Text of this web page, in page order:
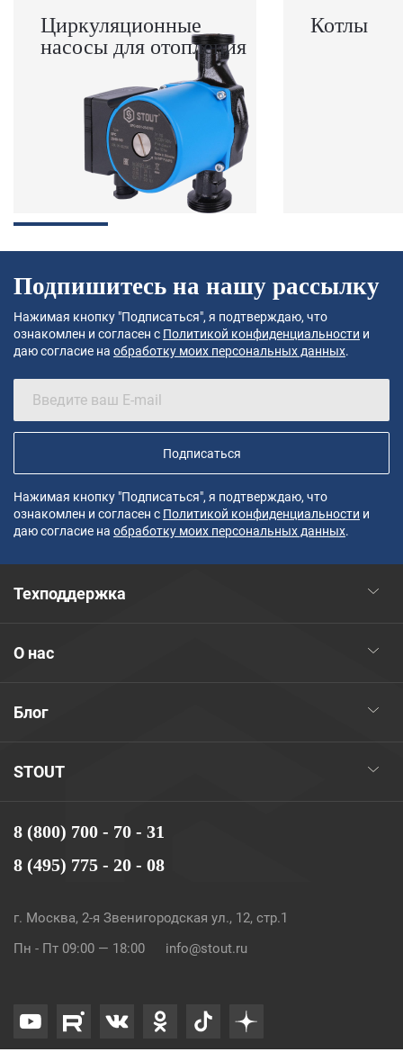
Циркуляционные
насосы для отопления
Котлы
Подпишитесь на нашу рассылку
Нажимая кнопку "Подписаться", я подтверждаю, что
ознакомлен и согласен с Политикой конфиденциальности и
даю согласие на обработку моих персональных данных.
Подписаться
Нажимая кнопку "Подписаться", я подтверждаю, что
ознакомлен и согласен с Политикой конфиденциальности и
даю согласие на обработку моих персональных данных.
8 (800) 700 - 70 - 31
8 (495) 775 - 20 - 08
г. Москва, 2-я Звенигородская ул., 12, стр.1
Пн - Пт 09:00 — 18:00
info@stout.ru
STOUT
Блог
О нас
Техподдержка